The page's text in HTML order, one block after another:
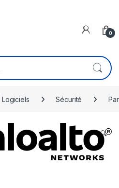
0
Logiciels Sécurité
🔍